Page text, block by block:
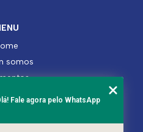
Home
somos
Fale agora pelo WhatsApp